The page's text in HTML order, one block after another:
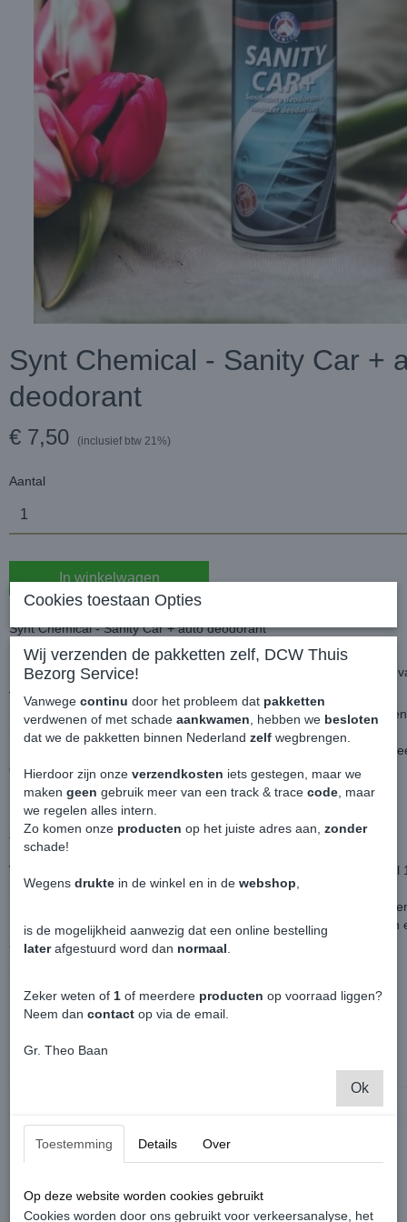
Synt Chemical - Sanity Car +
deodorant
€ 7,50 (inclusief btw 21%)
Aantal
In winkelwagen
Synt Chemical - Sanity Car + auto deodorant
Sanity Car elimineert geuren die zich ophopen in het airco systeem
veroorzaakt worden door dampen en/of schimmels.
Sanity Car zorgt voor een aangename geur en is absoluut niet
neutraal en fris.
Heeft geen bepaalde scherpe citroen geur of iets dergelijks maar
deodorant geur die weken in de auto blijft hangen.
Plaats de bus tussen de twee voorstoelen, schuin omhoog.
Zet de motor aan en zet de circulatie op "in de auto" volledig open.
Druk de spuitdop in en sluit de deuren.
Wacht totdat de fles is leeg gespoten en laat de motor nog minimaal
minuten draaien.
Na afloop de auto 5 minuten laten luchten door deuren open te
De aangename deodorant geur zal weken in de auto blijven
zijn verdwenen.
Cookies toestaan Opties
Wij verzenden de pakketten zelf, DCW Thuis
Bezorg Service!
Vanwege continu door het probleem dat pakketten
verdwenen of met schade aankwamen , hebben we besloten
dat we de pakketten binnen Nederland zelf wegbrengen.
Hierdoor zijn onze verzendkosten iets gestegen, maar we
maken geen gebruik meer van een track & trace code , maar
we regelen alles intern.
Zo komen onze producten op het juiste adres aan, zonder
schade!
Wegens drukte in de winkel en in de webshop
is de mogelijkheid aanwezig dat een online bestelling
laterafgestuurd word dan normaal
Zeker weten of 1 of meerdere producten op voorraad liggen?
Neem dan contact op via de email.
Gr. Theo Baan
Ok
Toestemming Details Over
Op deze website worden cookies gebruikt
Cookies worden door ons gebruikt voor verkeersanalyse, het